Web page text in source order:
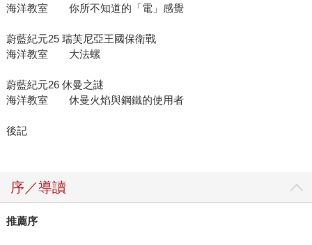
海洋教室 你所不知道的「電」感覺
蔚藍紀元25 瑞芙尼亞王國保衛戰
海洋教室 大法螺
蔚藍紀元26 休曼之謎
海洋教室 休曼火焰與鋼鐵的使用者
後記
序／導讀
推薦序